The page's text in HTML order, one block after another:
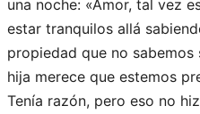
una noche: «Amor, tal vez
estar tranquilos allá
propiedad que no
hija merece que estemos
Tenía razón, pero eso no